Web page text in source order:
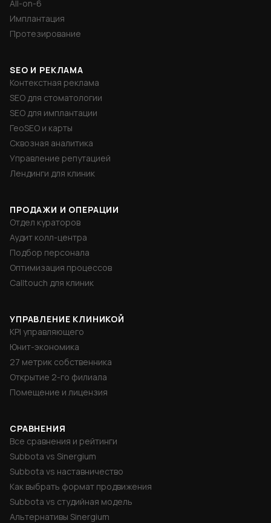
All-on-6
Имплантация
Протезирование
SEO И РЕКЛАМА
Контекстная реклама
SEO для стоматологии
SEO для имплантации
ГеоSEO и карты
Сквозная аналитика
Управление репутацией
Лендинги для клиник
ПРОДАЖИ И ОПЕРАЦИИ
Отдел кураторов
Аудит колл-центра
Подбор персонала
Оптимизация процессов
Calltouch для клиник
УПРАВЛЕНИЕ КЛИНИКОЙ
KPI управляющего
Юнит-экономика
27 метрик собственника
Открытие 2-го филиала
Помещение и лицензия
СРАВНЕНИЯ
Все сравнения и рейтинги
Subbota vs Sinergium
Subbota vs наставничество
Как выбрать формат продвижения
Subbota vs студийная модель
Альтернативы Sinergium